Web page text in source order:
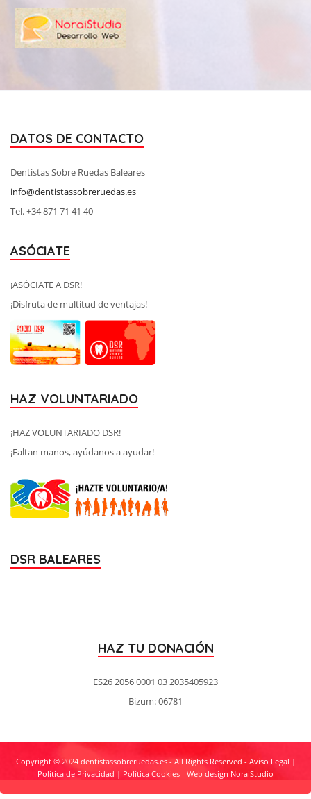
DATOS DE CONTACTO
Dentistas Sobre Ruedas Baleares
info@dentistassobreruedas.es
Tel. +34 871 71 41 40
ASÓCIATE
¡ASÓCIATE A DSR!
¡Disfruta de multitud de ventajas!
HAZ VOLUNTARIADO
¡HAZ VOLUNTARIADO DSR!
¡Faltan manos, ayúdanos a ayudar!
DSR BALEARES
HAZ TU DONACIÓN
ES26 2056 0001 03 2035405923
Bizum: 06781
Copyright © 2024 dentistassobreruedas.es - All Rights Reserved - Aviso Legal |
Política de Privacidad | Política Cookies - Web design NoraiStudio